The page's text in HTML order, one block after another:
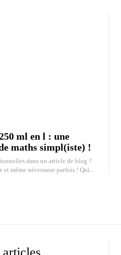
ml en l : une
maths simpl(iste) !
dans un article de blog ?
même nécessaire parfois ! Qui...